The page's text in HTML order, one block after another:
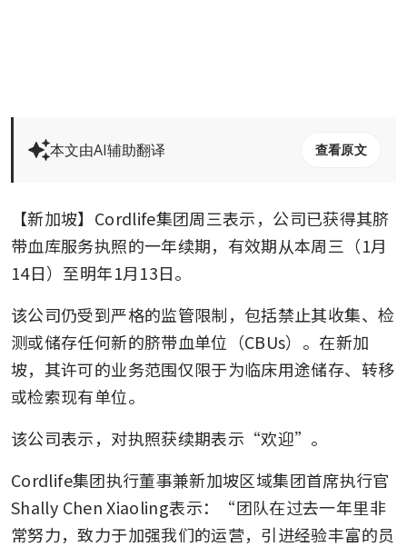
本文由AI辅助翻译 查看原文
【新加坡】Cordlife集团周三表示，公司已获得其脐
带血库服务执照的一年续期，有效期从本周三（1月
14日）至明年1月13日。
该公司仍受到严格的监管限制，包括禁止其收集、检
测或储存任何新的脐带血单位（CBUs）。在新加
坡，其许可的业务范围仅限于为临床用途储存、转移
或检索现有单位。
该公司表示，对执照获续期表示“欢迎”。
Cordlife集团执行董事兼新加坡区域集团首席执行官
Shally Chen Xiaoling表示：“团队在过去一年里非
常努力，致力于加强我们的运营，引进经验丰富的员